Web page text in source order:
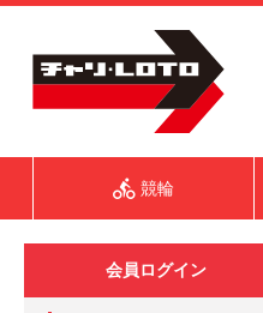
競輪
会員ログイン